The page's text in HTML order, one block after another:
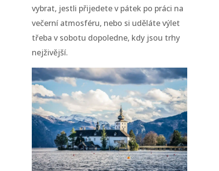
vybrat, jestli přijedete v pátek po práci na
večerní atmosféru, nebo si uděláte výlet
třeba v sobotu dopoledne, kdy jsou trhy
nejživější.